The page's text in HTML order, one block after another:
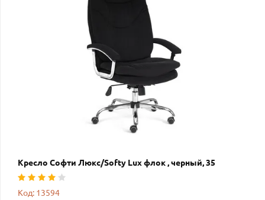
Кресло Софти Люкс/Softy Lux флок , черный, 35
Код: 13594